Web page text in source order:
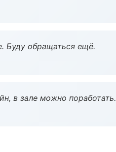
Буду обращаться ещё.
в зале можно поработать.